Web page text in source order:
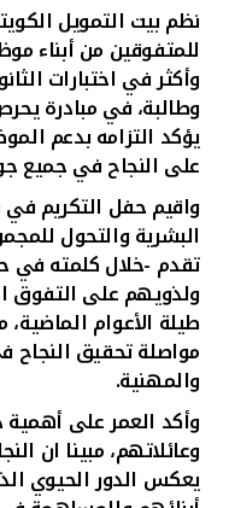
أدوات وخدمات
خدمات ما بعد
اتصل بنا
مواقع الفروع وأجهزة
ألمانيا
ماليزيا
تركيا
نظم بيت التمويل
وطالبة، في مبادرة
يؤكد التزامه بدعم
على النجاح في جميع
واقيم حفل التكريم في
البشرية والتحول
تقدم -خلال كلمته في
ولذويهم على التفوق
طيلة الأعوام
مواصلة تحقيق النجاح
والمهنية.
وأكد العمر على
وعائلاتهم، مبينا ان
يعكس الدور الحيوي